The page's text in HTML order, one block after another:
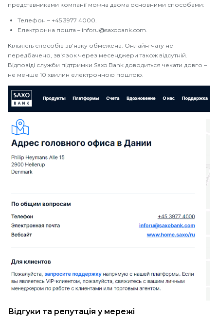
представниками компанії можна двома основними способами:
Телефон – +45 3977 4000.
Електронна пошта – inforu@saxobank.com.
Кількість способів зв'язку обмежена. Онлайн-чату не
передбачено, зв'язок через месенджери також відсутній.
Відповіді служби підтримки Saxo Bank доводиться чекати довго –
не менше 10 хвилин електронною поштою.
Відгуки та репутація у мережі